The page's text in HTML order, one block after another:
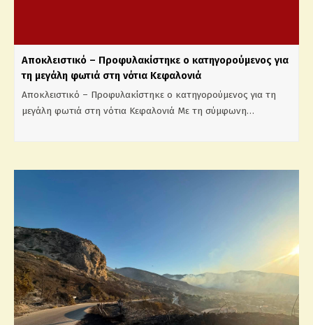
Αποκλειστικό – Προφυλακίστηκε ο κατηγορούμενος για
τη μεγάλη φωτιά στη νότια Κεφαλονιά
Αποκλειστικό – Προφυλακίστηκε ο κατηγορούμενος για τη
μεγάλη φωτιά στη νότια Κεφαλονιά Με τη σύμφωνη…